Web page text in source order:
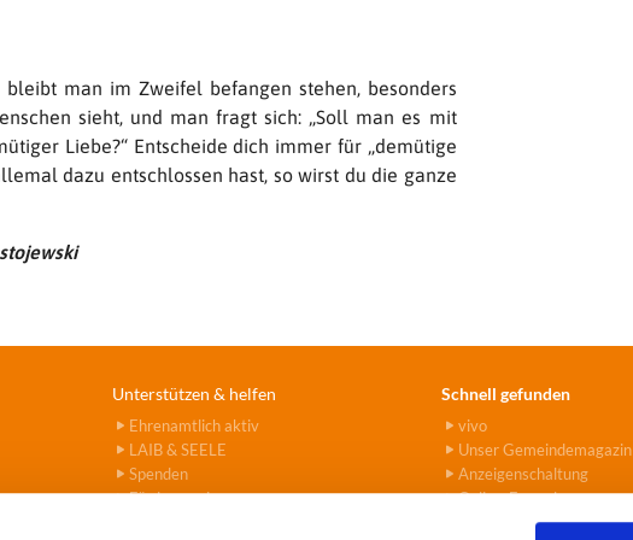
bleibt man im Zweifel befangen stehen, besonders
sieht, und man fragt sich: „Soll man es mit
Liebe?“ Entscheide dich immer für „demütige
dazu entschlossen hast, so wirst du die ganze
Unterstützen & helfen
Ehrenamtlich aktiv
LAIB & SEELE
Spenden
Fördervereine
Schnell gefunden
vivo
Unser Gemeindemagazin
Anzeigenschaltung
Online-Formulare